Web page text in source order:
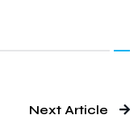
Next Article